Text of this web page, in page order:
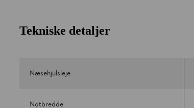
Tekniske detaljer
Næsehjulsleje
Notbredde